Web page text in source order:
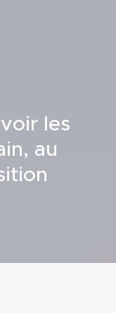
les
au